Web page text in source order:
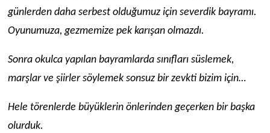
günlerden daha serbest olduğumuz için severdik bayramı.
Oyunumuza, gezmemize pek karışan olmazdı.
Sonra okulca yapılan bayramlarda sınıfları süslemek,
marşlar ve şiirler söylemek sonsuz bir zevkti bizim için…
Hele törenlerde büyüklerin önlerinden geçerken bir başka
olurduk.